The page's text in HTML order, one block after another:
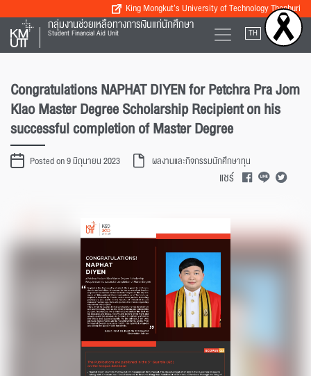
King Mongkut’s University of Technology Thonburi
กลุ่มงานช่วยเหลือทางการเงินแก่นักศึกษา
Student Financial Aid Unit TH EN
Congratulations NAPHAT DIYEN for Petchra Pra Jom
Klao Master Degree Scholarship Recipient on his
successful completion of Master Degree
Posted on 9 มิถุนายน 2023 ผลงานและกิจกรรมนักศึกษาทุน
แชร์